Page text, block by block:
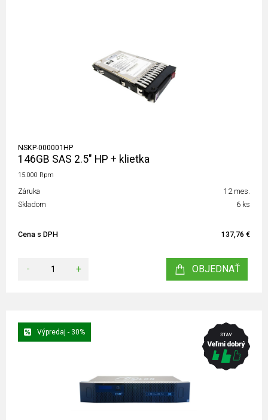
NSKP-000001HP
146GB SAS 2.5" HP + klietka
15.000 Rpm
Záruka
12 mes.
Skladom
6 ks
Cena s DPH 137,76 €
- + OBJEDNAŤ
Výpredaj - 30%